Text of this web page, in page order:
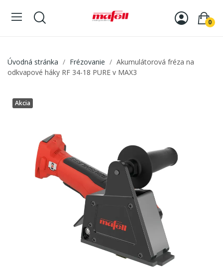
0
Úvodná stránka Frézovanie
Akumulátorová fréza na
odkvapové háky RF 34-18 PURE v MAX3
Akcia